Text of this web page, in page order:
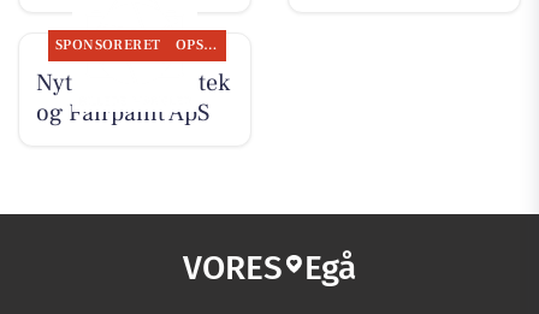
SPONSORERET OPSLAGSTAVLEN
Nyt fra Egå Apotek
og Fairpaint ApS
VORES Egå